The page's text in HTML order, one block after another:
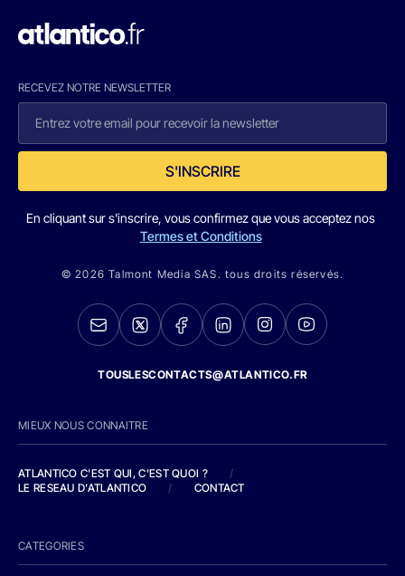
RECEVEZ NOTRE NEWSLETTER
S'INSCRIRE
En cliquant sur s'inscrire, vous confirmez que vous acceptez nos
Termes et Conditions
© 2026 Talmont Media SAS. tous droits réservés.
TOUSLESCONTACTS@ATLANTICO.FR
MIEUX NOUS CONNAITRE
ATLANTICO C'EST QUI, C'EST QUOI ?
/
LE RESEAU D'ATLANTICO
/ CONTACT
CATEGORIES